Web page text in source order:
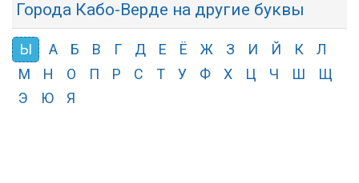
Города Кабо-Верде на другие буквы
Ы А Б В Г Д Е Ё Ж З И Й К
Л
М
Н О П Р С Т У Ф Х Ц Ч Ш
Щ
Э
Ю Я